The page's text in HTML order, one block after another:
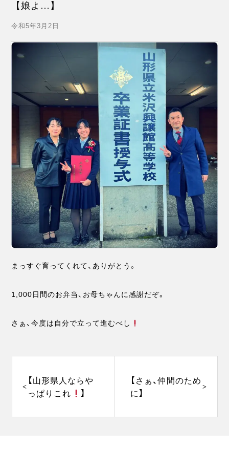
【娘よ…】
令和5年3月2日
まっすぐ育ってくれて、ありがとう。
1,000日間のお弁当、お母ちゃんに感謝だぞ。
さぁ、今度は自分で立って進むべし
シ
【山形県人ならや
っぱりこれ
】
【さぁ、仲間のため
に️】